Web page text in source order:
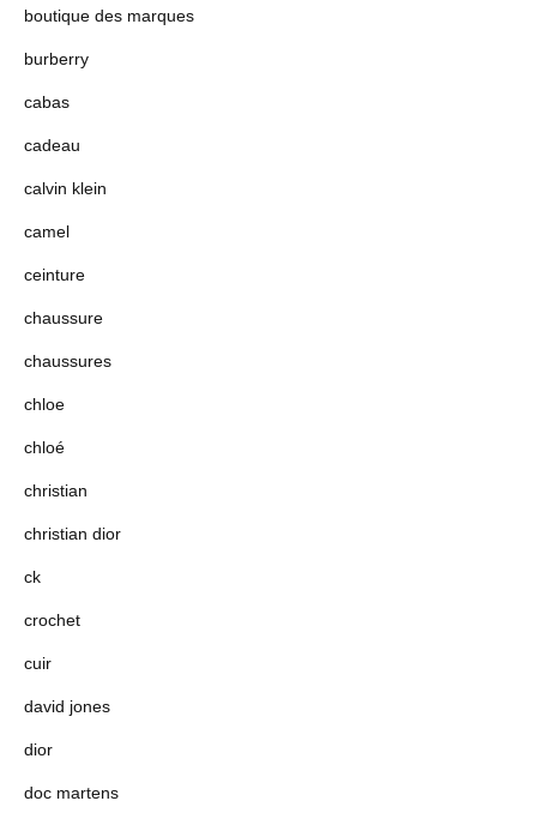
boutique des marques
burberry
cabas
cadeau
calvin klein
camel
ceinture
chaussure
chaussures
chloe
chloé
christian
christian dior
ck
crochet
cuir
david jones
dior
doc martens